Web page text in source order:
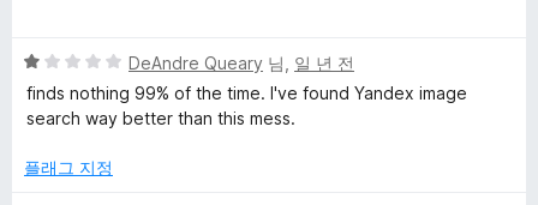
한
리
점
에
5
5
점
만
에
DeAndre Queary 님, 일 년 전
finds nothing 99% of the time. I've found Yandex image
search way better than this mess.
플래그 지정